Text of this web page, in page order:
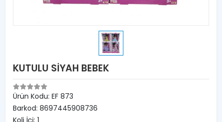
KUTULU SİYAH BEBEK
Ürün Kodu: EF 873
Barkod: 8697445908736
Koli İçi: 1